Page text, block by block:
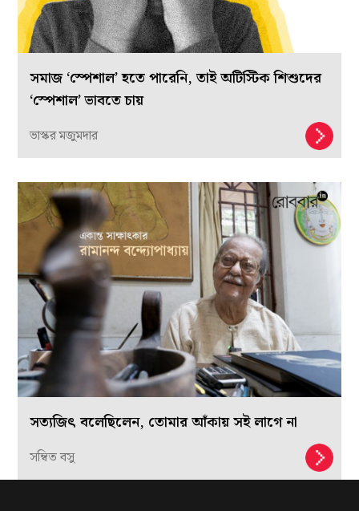
সমাজ ‘স্পেশাল’ হতে পারেনি, তাই অটিস্টিক শিশুদের
‘স্পেশাল’ ভাবতে চায়
ভাস্কর মজুমদার
সত্যজিৎ বলেছিলেন, তোমার আঁকায় সই লাগে না
সম্বিত বসু